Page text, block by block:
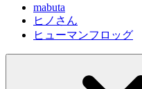
mabuta
ヒノさん
ヒューマンフロッグ